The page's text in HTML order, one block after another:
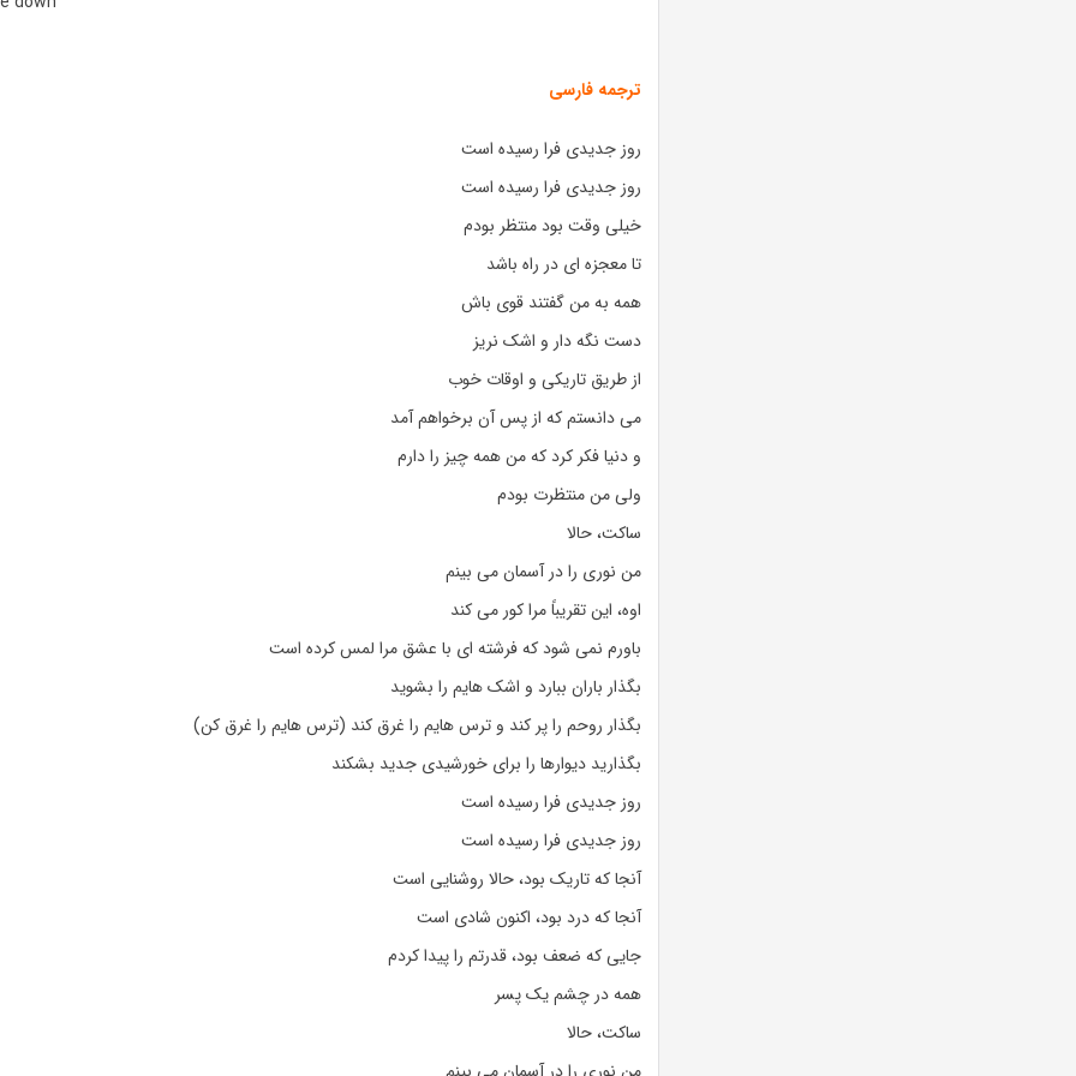
ترجمه فارسی
روز جدیدی فرا رسیده است
روز جدیدی فرا رسیده است
خیلی وقت بود منتظر بودم
تا معجزه ای در راه باشد
همه به من گفتند قوی باش
دست نگه دار و اشک نریز
از طریق تاریکی و اوقات خوب
می دانستم که از پس آن برخواهم آمد
و دنیا فکر کرد که من همه چیز را دارم
ولی من منتظرت بودم
ساکت، حالا
من نوری را در آسمان می بینم
اوه، این تقریباً مرا کور می کند
باورم نمی شود که فرشته ای با عشق مرا لمس کرده است
بگذار باران ببارد و اشک هایم را بشوید
بگذار روحم را پر کند و ترس هایم را غرق کند (ترس هایم را غرق کن)
بگذارید دیوارها را برای خورشیدی جدید بشکند
روز جدیدی فرا رسیده است
روز جدیدی فرا رسیده است
آنجا که تاریک بود، حالا روشنایی است
آنجا که درد بود، اکنون شادی است
جایی که ضعف بود، قدرتم را پیدا کردم
همه در چشم یک پسر
ساکت، حالا